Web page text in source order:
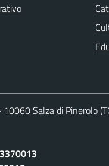
Salza di Pinerolo